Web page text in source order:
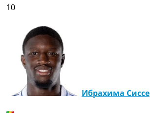
10
Ибрахима Сиссе